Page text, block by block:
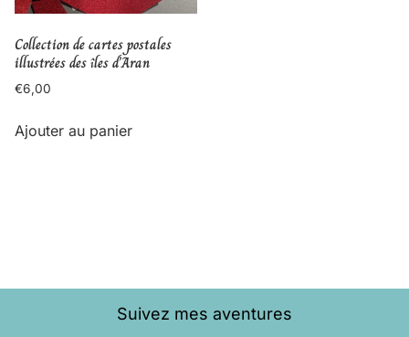
Collection de cartes postales
illustrées des îles d’Aran
€6,00
Ajouter au panier
Suivez mes aventures